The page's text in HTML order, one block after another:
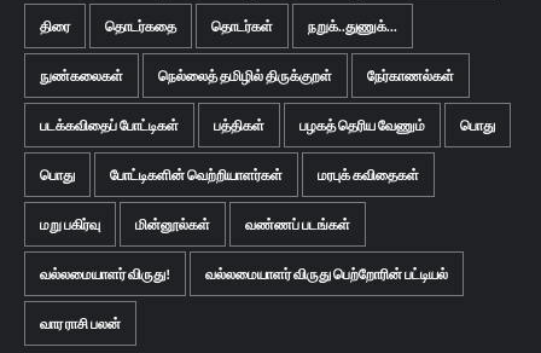
திரை தொடர்கதை தொடர்கள் நறுக்..துணுக்...
நுண்கலைகள் நெல்லைத் தமிழில் திருக்குறள் நேர்காணல்கள்
படக்கவிதைப் போட்டிகள் பத்திகள் பழகத் தெரிய வேணும் பொது
பொது போட்டிகளின் வெற்றியாளர்கள் மரபுக் கவிதைகள்
மறு பகிர்வு மின்னூல்கள் வண்ணப் படங்கள்
வல்லமையாளர் விருது! வல்லமையாளர் விருது பெற்றோரின் பட்டியல்
வார ராசி பலன்